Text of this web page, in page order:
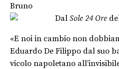
Bruno
Dal Sole 24 Ore
«E noi in cambio non
Eduardo De Filippo dal suo
vicolo napoletano